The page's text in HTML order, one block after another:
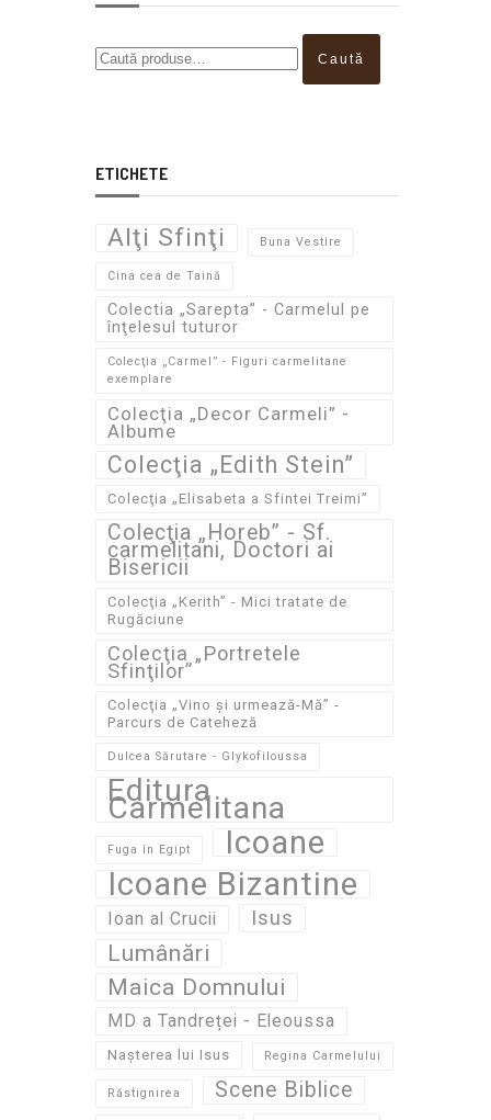
Caută
ETICHETE
Alţi Sfinţi Buna Vestire
Cina cea de Taină
Colectia „Sarepta” - Carmelul pe
înţelesul tuturor
Colecţia „Carmel” - Figuri carmelitane
exemplare
Colecţia „Decor Carmeli” -
Albume
Colecţia „Edith Stein”
Colecţia „Elisabeta a Sfintei Treimi”
Colecţia „Horeb” - Sf.
carmelitani, Doctori ai
Bisericii
Colecţia „Kerith” - Mici tratate de
Rugăciune
Colecţia „Portretele
Sfinţilor”
Colecţia „Vino și urmează-Mă” -
Parcurs de Cateheză
Dulcea Sărutare - Glykofiloussa
Editura
Carmelitana
Fuga în Egipt
Icoane
Icoane Bizantine
Ioan al Crucii Isus
Lumânări
Maica Domnului
MD a Tandreței - Eleoussa
Nașterea lui Isus Regina Carmelului
Răstignirea Scene Biblice